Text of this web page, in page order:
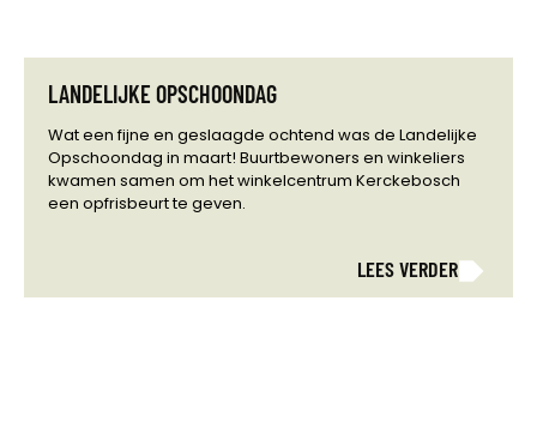
LANDELIJKE OPSCHOONDAG
Wat een fijne en geslaagde ochtend was de Landelijke
Opschoondag in maart! Buurtbewoners en winkeliers
kwamen samen om het winkelcentrum Kerckebosch
een opfrisbeurt te geven.
LEES VERDER